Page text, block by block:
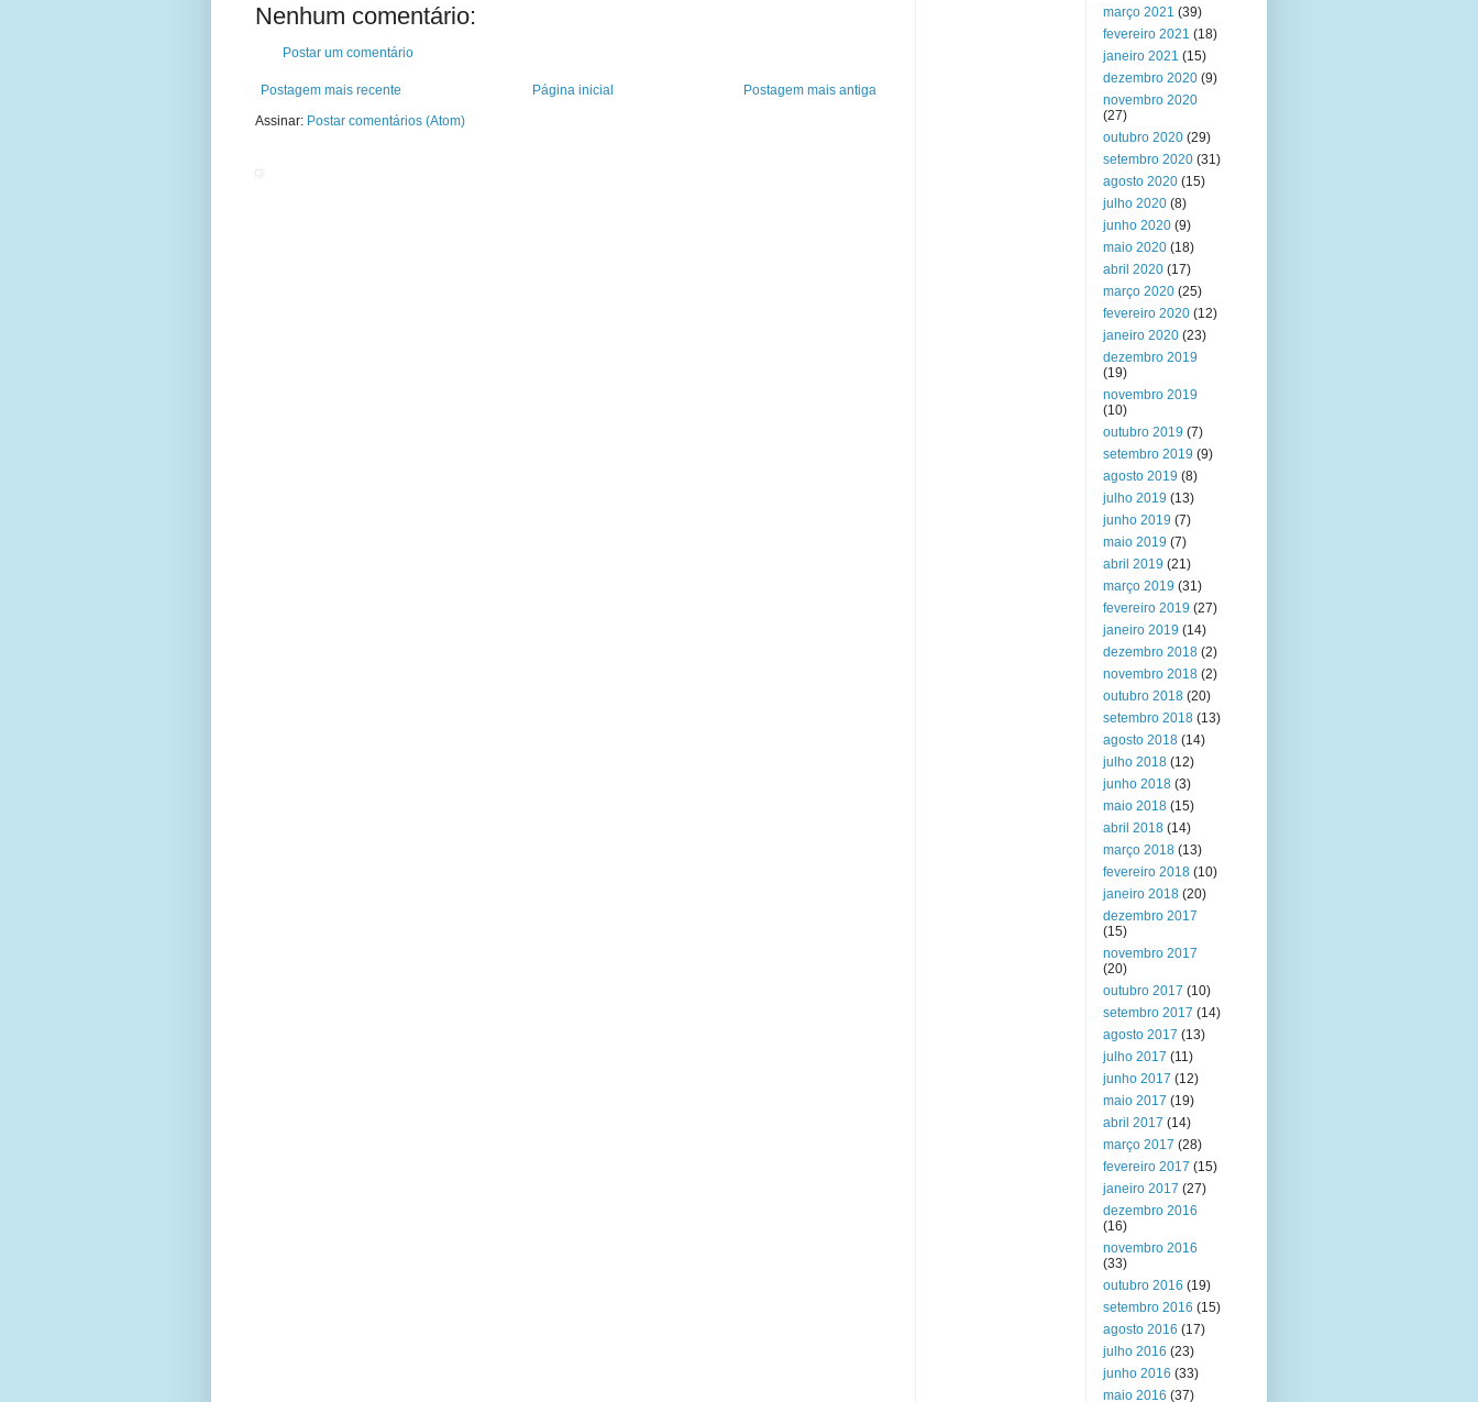
Nenhum comentário:
Postar um comentário
Postagem mais recente Postagem mais antiga
Página inicial
Assinar: Postar comentários (Atom)
março 2021 (39)
fevereiro 2021 (18)
janeiro 2021 (15)
dezembro 2020 (9)
novembro 2020
(27)
outubro 2020 (29)
setembro 2020 (31)
agosto 2020 (15)
julho 2020 (8)
junho 2020 (9)
maio 2020 (18)
abril 2020 (17)
março 2020 (25)
fevereiro 2020 (12)
janeiro 2020 (23)
dezembro 2019
(19)
novembro 2019
(10)
outubro 2019 (7)
setembro 2019 (9)
agosto 2019 (8)
julho 2019 (13)
junho 2019 (7)
maio 2019 (7)
abril 2019 (21)
março 2019 (31)
fevereiro 2019 (27)
janeiro 2019 (14)
dezembro 2018 (2)
novembro 2018 (2)
outubro 2018 (20)
setembro 2018 (13)
agosto 2018 (14)
julho 2018 (12)
junho 2018 (3)
maio 2018 (15)
abril 2018 (14)
março 2018 (13)
fevereiro 2018 (10)
janeiro 2018 (20)
dezembro 2017
(15)
novembro 2017
(20)
outubro 2017 (10)
setembro 2017 (14)
agosto 2017 (13)
julho 2017 (11)
junho 2017 (12)
maio 2017 (19)
abril 2017 (14)
março 2017 (28)
fevereiro 2017 (15)
janeiro 2017 (27)
dezembro 2016
(16)
novembro 2016
(33)
outubro 2016 (19)
setembro 2016 (15)
agosto 2016 (17)
julho 2016 (23)
junho 2016 (33)
maio 2016 (37)